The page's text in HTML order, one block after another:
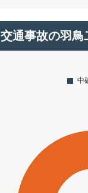
交通事故の羽鳥